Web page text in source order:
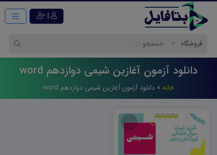
|
دانلود آزمون آغازین شیمی دوازدهم word
خانه »دانلود آزمون آغازین شیمی دوازدهم word